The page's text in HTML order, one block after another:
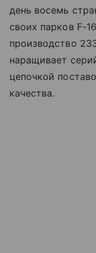
день восемь
своих парков F-
производство
наращивает
цепочкой
качества.